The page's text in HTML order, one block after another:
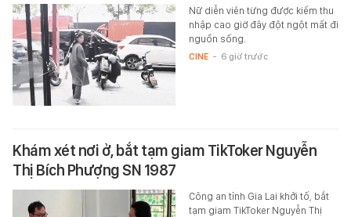
Nữ diễn viên từng được kiếm thu
nhập cao giờ đây đột ngột mất đi
nguồn sống.
CINE - 6 giờ trước
Khám xét nơi ở, bắt tạm giam TikToker Nguyễn
Thị Bích Phượng SN 1987
Công an tỉnh Gia Lai khởi tố, bắt
tạm giam TikToker Nguyễn Thị